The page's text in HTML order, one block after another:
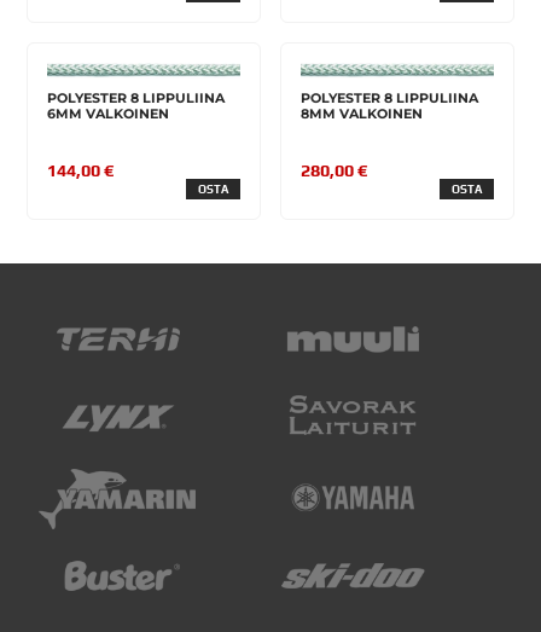
POLYESTER 8 LIPPULIINA
6MM VALKOINEN
144,00 €
OSTA
POLYESTER 8 LIPPULIINA
8MM VALKOINEN
280,00 €
OSTA